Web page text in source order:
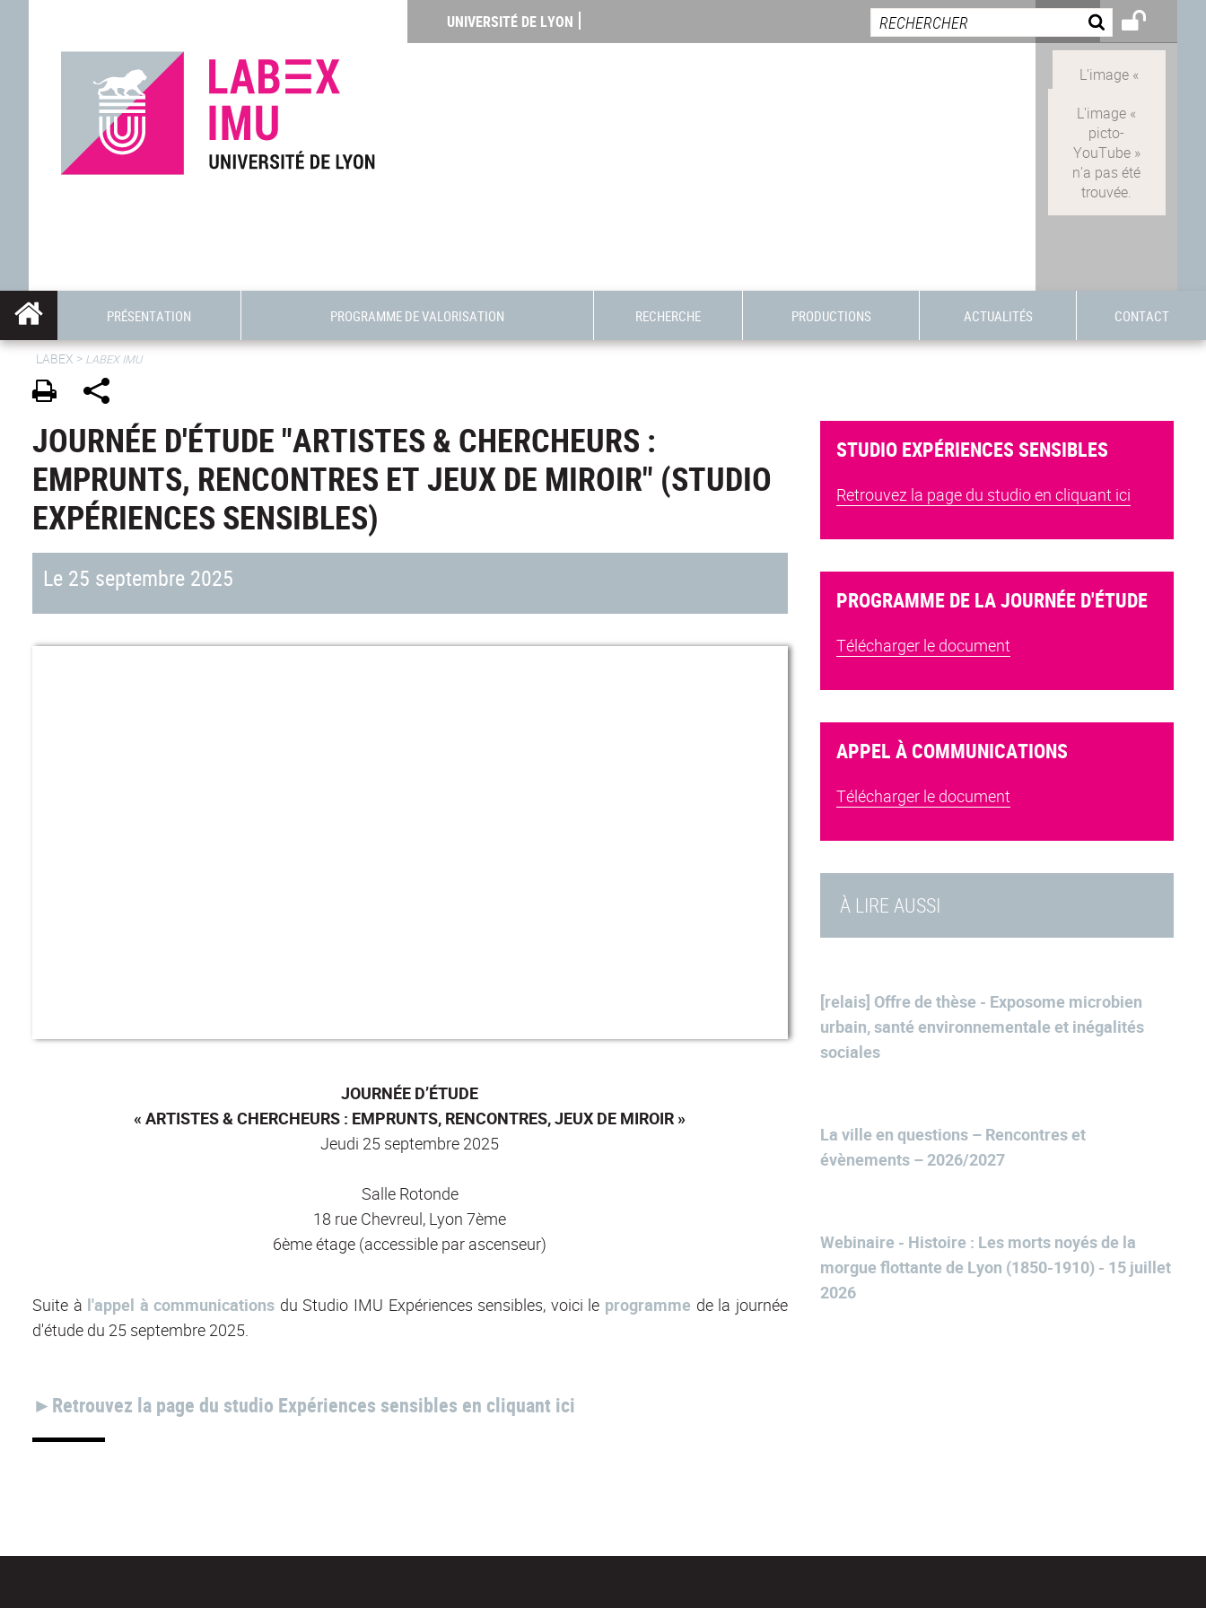
UNIVERSITÉ DE LYON
PRÉSENTATION PROGRAMME DE VALORISATION RECHERCHE PRODUCTIONS ACTUALITÉS CONTACT
LABEX > LABEX IMU
JOURNÉE D'ÉTUDE "ARTISTES & CHERCHEURS :
EMPRUNTS, RENCONTRES ET JEUX DE MIROIR" (STUDIO
EXPÉRIENCES SENSIBLES)
Le 25 septembre 2025
JOURNÉE D’ÉTUDE
« ARTISTES & CHERCHEURS : EMPRUNTS, RENCONTRES, JEUX DE MIROIR »
Jeudi 25 septembre 2025
Salle Rotonde
18 rue Chevreul, Lyon 7ème
6ème étage (accessible par ascenseur)
Suite à l'appel à communications du Studio IMU Expériences sensibles, voici le programme de la journée
d'étude du 25 septembre 2025.
►Retrouvez la page du studio Expériences sensibles en cliquant ici
À LIRE AUSSI
[relais] Offre de thèse - Exposome microbien
urbain, santé environnementale et inégalités
sociales
La ville en questions – Rencontres et
évènements – 2026/2027
Webinaire - Histoire : Les morts noyés de la
morgue flottante de Lyon (1850-1910) - 15 juillet
2026
STUDIO EXPÉRIENCES SENSIBLES
Retrouvez la page du studio en cliquant ici
PROGRAMME DE LA JOURNÉE D'ÉTUDE
Télécharger le document
APPEL À COMMUNICATIONS
Télécharger le document